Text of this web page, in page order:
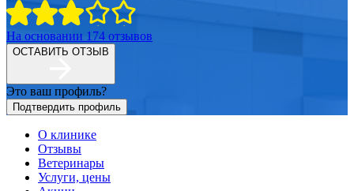
На основании 174 отзывов
ОСТАВИТЬ ОТЗЫВ
Это ваш профиль?
Подтвердить профиль
О клинике
Отзывы
Ветеринары
Услуги, цены